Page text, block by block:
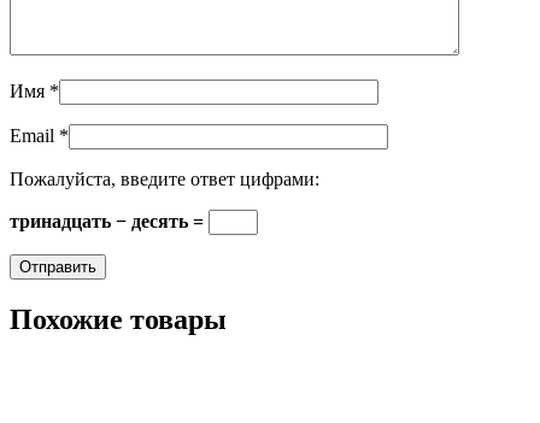
Имя *
Email *
Пожалуйста, введите ответ цифрами:
тринадцать − десять =
Похожие товары